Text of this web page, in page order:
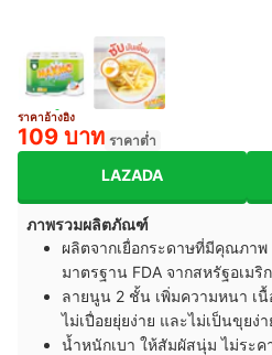
ราคาอ้างอิง
109 บาท ราคาต่ำ
LAZADA
ภาพรวมผลิตภัณฑ์
ผลิตจากเยื่อกระดาษที่มีคุณภา
มาตรฐาน FDA จากสหรัฐอเมริ
ลายนูน 2 ชั้น เพิ่มความหนา เ
ไม่เปื่อยยุ่ยง่าย และไม่เป็นขุยง่า
น้ำหนักเบา ให้สัมผัสนุ่ม ไม่ระค